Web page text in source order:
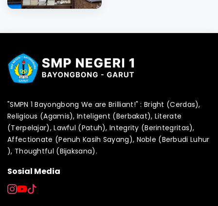
"SMPN 1 Bayongbong We are Brilliant!" : Bright (Cerdas),
Religious (Agamis), Inteligent (Berbakat), Literate
(Terpelajar), Lawful (Patuh), Integrity (Berintegritas),
Affectionate (Penuh Kasih Sayang), Noble (Berbudi Luhur
), Thoughtful (Bijaksana).
Sosial Media